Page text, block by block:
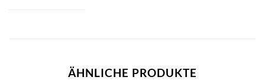
ÄHNLICHE PRODUKTE